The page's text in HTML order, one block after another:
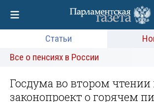
Статьи
Все о пенсиях в России
Госдума во втором
законопроект о горячем